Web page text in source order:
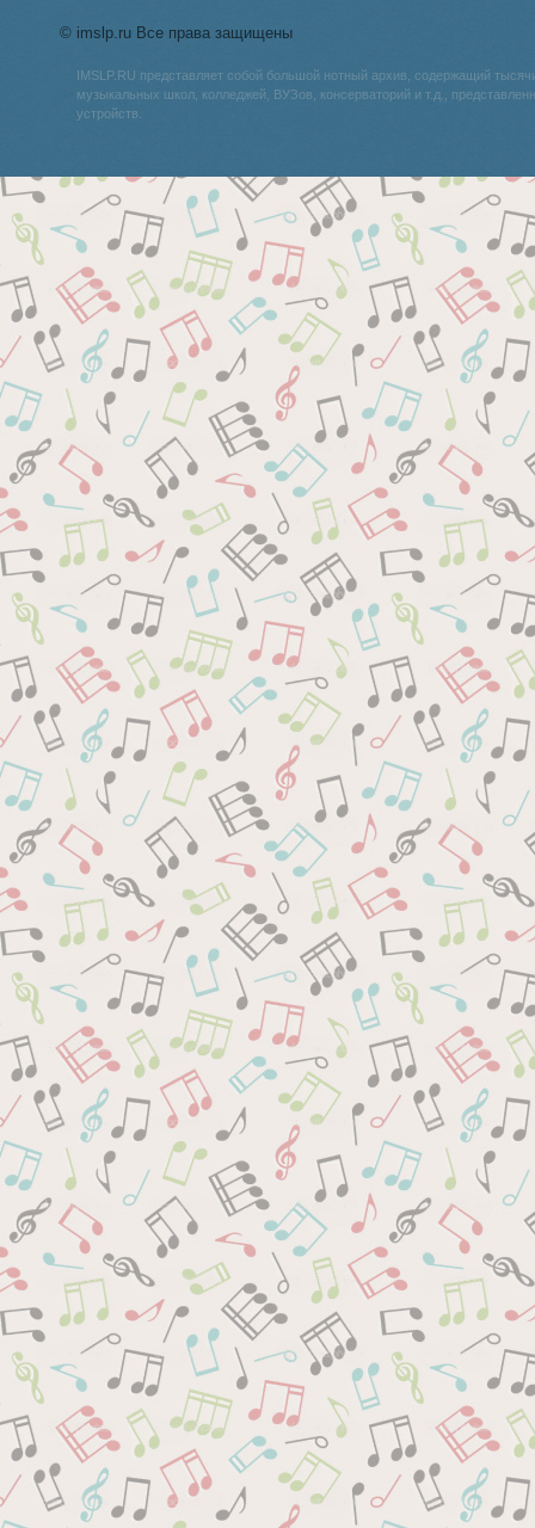
© imslp.ru Все права защищены
IMSLP.RU представляет собой большой нотный архив, содержащий
музыкальных школ, колледжей, ВУЗов, консерваторий и т.д.,
устройств.